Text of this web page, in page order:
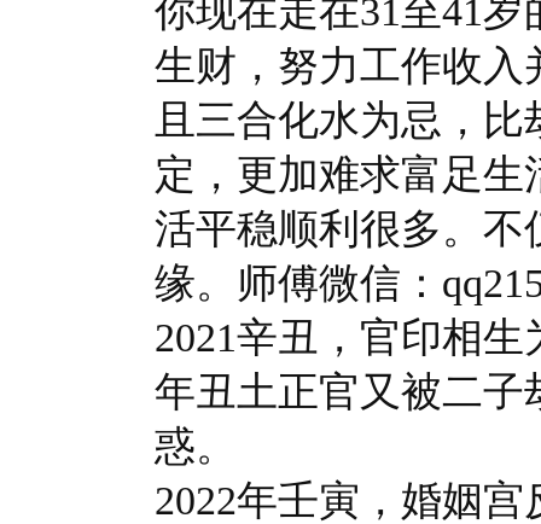
你现在走在31至41
生财，努力工作收
且三合化水为忌，
定，更加难求富足
活平稳顺利很多。
缘。师傅微信：
2021辛丑，官印相
年丑土正官又被二
惑。
2022年壬寅，婚姻